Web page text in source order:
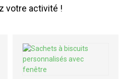
votre activité !